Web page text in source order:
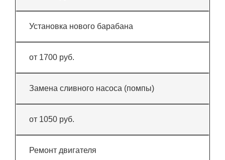
Установка нового барабана
от 1700 руб.
Замена сливного насоса (помпы)
от 1050 руб.
Ремонт двигателя